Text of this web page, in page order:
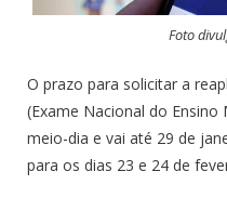
Foto
O prazo para solicitar a
(Exame Nacional do
meio-dia e vai até 29 de
para os dias 23 e 24 de